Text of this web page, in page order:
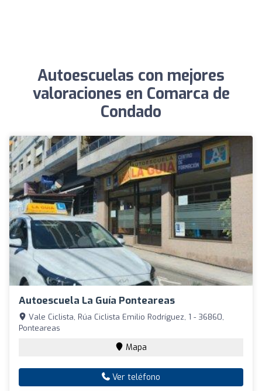
Autoescuelas con mejores
valoraciones en Comarca de
Condado
Autoescuela La Guía Ponteareas
Vale Ciclista, Rúa Ciclista Emilio Rodríguez, 1 - 36860,
Ponteareas
Mapa
Ver teléfono